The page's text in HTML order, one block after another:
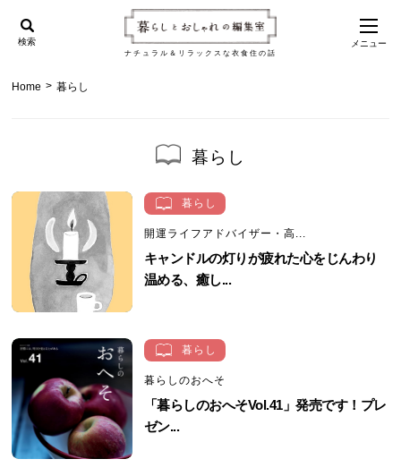
ナチュラル＆リラックスな衣食住の話
検索 メニュー
Home > 暮らし
暮らし
暮らし
開運ライフアドバイザー・高...
キャンドルの灯りが疲れた心をじんわり
温める、癒し...
暮らし
暮らしのおへそ
「暮らしのおへそVol.41」発売です！プレ
ゼン...